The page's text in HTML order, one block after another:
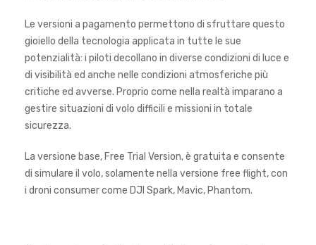
Le versioni a pagamento permettono di sfruttare questo
gioiello della tecnologia applicata in tutte le sue
potenzialità: i piloti decollano in diverse condizioni di luce e
di visibilità ed anche nelle condizioni atmosferiche più
critiche ed avverse. Proprio come nella realtà imparano a
gestire situazioni di volo difficili e missioni in totale
sicurezza.
La versione base, Free Trial Version, è gratuita e consente
di simulare il volo, solamente nella versione free flight, con
i droni consumer come DJI Spark, Mavic, Phantom.